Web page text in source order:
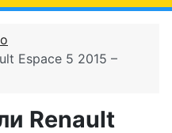
Espace 5 2015 –
Renault